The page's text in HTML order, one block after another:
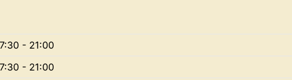
- 21:00
- 21:00
Novedad: Tu Panel de Usuario
Directorio de Arte